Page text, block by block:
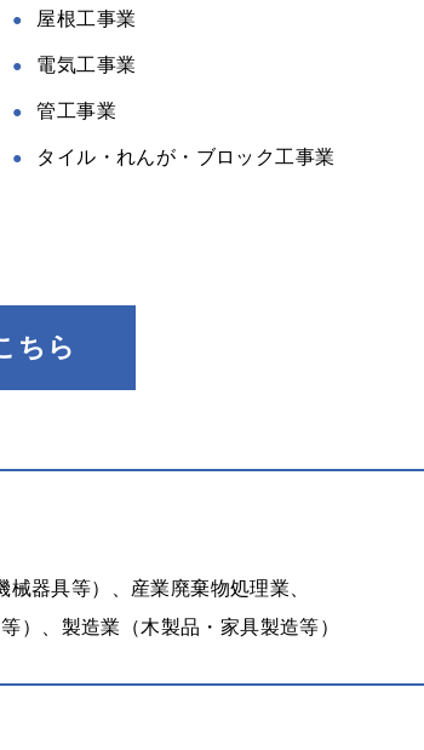
屋根工事業
電気工事業
管工事業
タイル・れんが・ブロック工事業
ちら
器具等）、 産業廃棄物処理業、
）、製造業（木製品・家具製造等）